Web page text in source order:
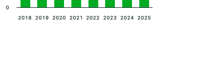
2018 2019 2020 2021 2022 2023 2024 2025
0